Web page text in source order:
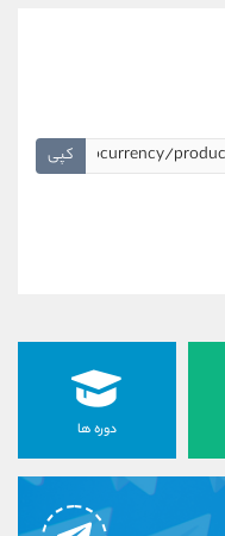
کپی
دوره ها